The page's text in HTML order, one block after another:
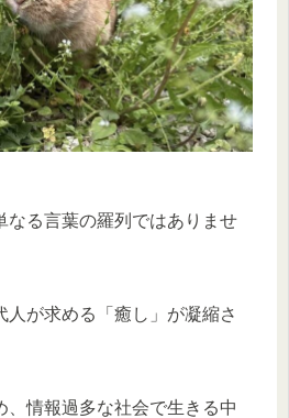
なる言葉の羅列ではありませ
人が求める「癒し」が凝縮さ
、情報過多な社会で生きる中